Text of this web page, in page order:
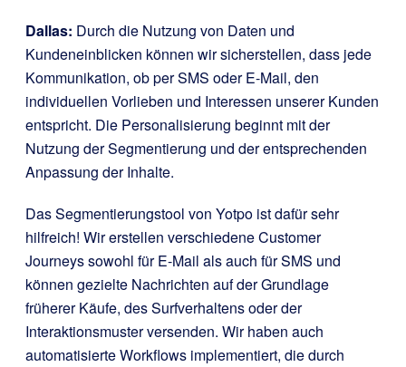
Dallas: Durch die Nutzung von Daten und
Kundeneinblicken können wir sicherstellen, dass jede
Kommunikation, ob per SMS oder E-Mail, den
individuellen Vorlieben und Interessen unserer Kunden
entspricht. Die Personalisierung beginnt mit der
Nutzung der Segmentierung und der entsprechenden
Anpassung der Inhalte.
Das Segmentierungstool von Yotpo ist dafür sehr
hilfreich! Wir erstellen verschiedene Customer
Journeys sowohl für E-Mail als auch für SMS und
können gezielte Nachrichten auf der Grundlage
früherer Käufe, des Surfverhaltens oder der
Interaktionsmuster versenden. Wir haben auch
automatisierte Workflows implementiert, die durch